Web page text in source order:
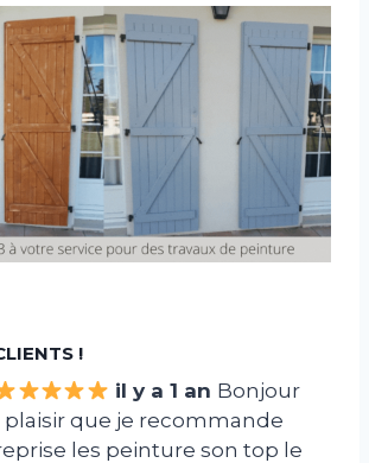
!
il y a 1 an Bonjour
plaisir que je recommande
les peinture son top le